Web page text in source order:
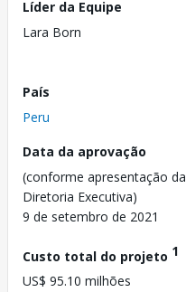
Líder da Equipe
Lara Born
País
Peru
Data da aprovação
(conforme apresentação da
Diretoria Executiva)
9 de setembro de 2021
Custo total do projeto 1
US$ 95.10 milhões